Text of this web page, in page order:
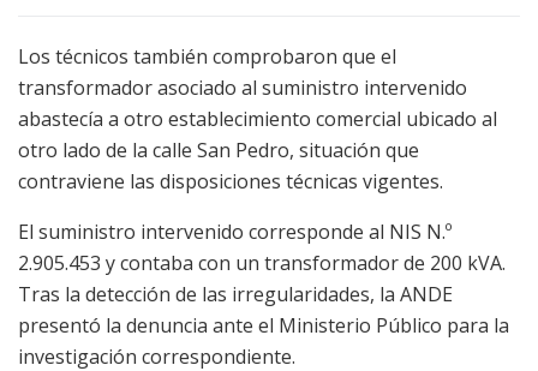
Los técnicos también comprobaron que el
transformador asociado al suministro intervenido
abastecía a otro establecimiento comercial ubicado al
otro lado de la calle San Pedro, situación que
contraviene las disposiciones técnicas vigentes.
El suministro intervenido corresponde al NIS N.º
2.905.453 y contaba con un transformador de 200 kVA.
Tras la detección de las irregularidades, la ANDE
presentó la denuncia ante el Ministerio Público para la
investigación correspondiente.